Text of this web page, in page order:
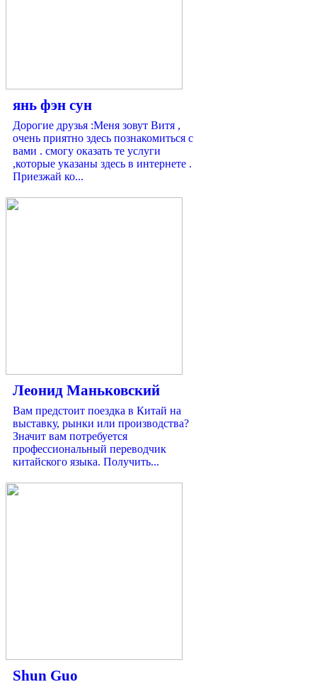
янь фэн сун
Дорогие друзья :Меня зовут Витя ,
очень приятно здесь познакомиться с
вами . смогу оказать те услуги
,которые указаны здесь в интернете .
Приезжай ко...
Леонид Маньковский
Вам предстоит поездка в Китай на
выставку, рынки или производства?
Значит вам потребуется
профессиональный переводчик
китайского языка. Получить...
Shun Guo